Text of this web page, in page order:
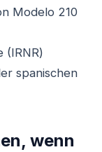
Modelo 210
(IRNR)
spanischen
wenn